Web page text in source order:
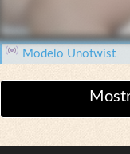
Modelo Unotwist